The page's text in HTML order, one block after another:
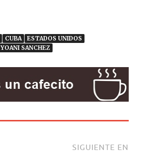
CUBA
ESTADOS UNIDOS
YOANI SANCHEZ
SIGUIENTE EN